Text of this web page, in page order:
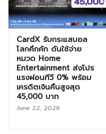
CardX รับกระแสบอล
โลกคึกคัก ดันใช้จ่าย
หมวด Home
Entertainment ส่งโปร
แรงผ่อนทีวี 0% พร้อม
เครดิตเงินคืนสูงสุด
45,000 บาท
June 22, 2026